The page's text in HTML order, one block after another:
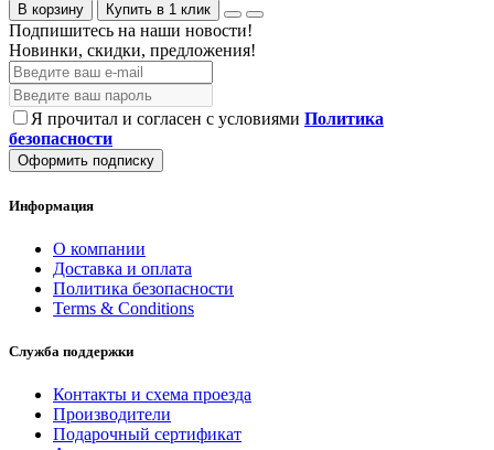
В корзину Купить в 1 клик
Подпишитесь на наши новости!
Новинки, скидки, предложения!
Я прочитал и согласен с условиями Политика
безопасности
Оформить подписку
Информация
О компании
Доставка и оплата
Политика безопасности
Terms & Conditions
Служба поддержки
Контакты и схема проезда
Производители
Подарочный сертификат